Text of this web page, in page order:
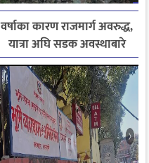
वर्षाका कारण राजमार्ग अवरुद्ध,
यात्रा अघि सडक अवस्थाबारे
जानकारी लिन आग्रह